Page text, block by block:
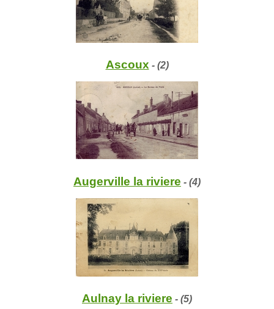
Ascoux - (2)
Augerville la riviere - (4)
Aulnay la riviere - (5)